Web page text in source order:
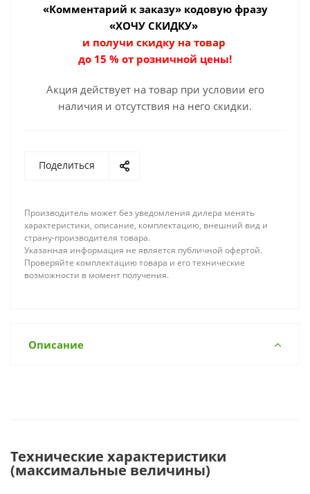
«Комментарий к заказу» кодовую фразу
«ХОЧУ СКИДКУ»
и получи скидку на товар
до 15 % от розничной цены!
Акция действует на товар при условии его
наличия и отсутствия на него скидки.
Поделиться
Производитель может без уведомления дилера менять
характеристики, описание, комплектацию, внешний вид и
страну-производителя товара.
Указанная информация не является публичной офертой.
Проверяйте комплектацию товара и его технические
возможности в момент получения.
Описание
Технические характеристики
(максимальные величины)